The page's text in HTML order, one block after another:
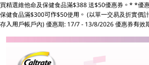
買精選維他命及保健食品滿$388 送$50優惠券。* *優
保健食品滿$300可作$50使用。 (以單一交易及折實價
存入用戶帳戶內) 優惠期: 17/7 - 13/8/2026 優惠券有效